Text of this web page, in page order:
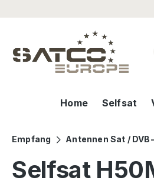
Home Selfsat
Empfang Antennen Sat /
Selfsat